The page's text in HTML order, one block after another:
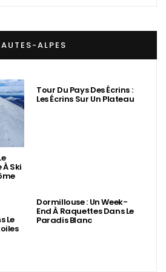
ALPES
À Ski
Tour Du Pays Des Écrins :
Les Écrins Sur Un Plateau
Le
Dormillouse : Un Week-
End À Raquettes Dans Le
Paradis Blanc